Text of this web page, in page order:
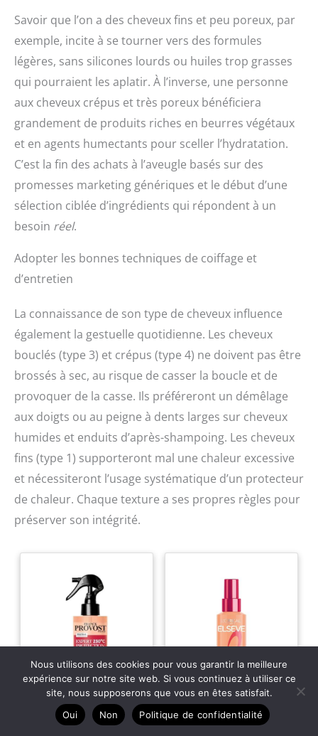
Savoir que l’on a des cheveux fins et peu poreux, par
exemple, incite à se tourner vers des formules
légères, sans silicones lourds ou huiles trop grasses
qui pourraient les aplatir. À l’inverse, une personne
aux cheveux crépus et très poreux bénéficiera
grandement de produits riches en beurres végétaux
et en agents humectants pour sceller l’hydratation.
C’est la fin des achats à l’aveugle basés sur des
promesses marketing génériques et le début d’une
sélection ciblée d’ingrédients qui répondent à un
besoin réel.
Adopter les bonnes techniques de coiffage et
d’entretien
La connaissance de son type de cheveux influence
également la gestuelle quotidienne. Les cheveux
bouclés (type 3) et crépus (type 4) ne doivent pas être
brossés à sec, au risque de casser la boucle et de
provoquer de la casse. Ils préféreront un démêlage
aux doigts ou au peigne à dents larges sur cheveux
humides et enduits d’après-shampoing. Les cheveux
fins (type 1) supporteront mal une chaleur excessive
et nécessiteront l’usage systématique d’un protecteur
de chaleur. Chaque texture a ses propres règles pour
préserver son intégrité.
Nous utilisons des cookies pour vous garantir la meilleure
expérience sur notre site web. Si vous continuez à utiliser ce
site, nous supposerons que vous en êtes satisfait.
Oui
Non Politique de confidentialité